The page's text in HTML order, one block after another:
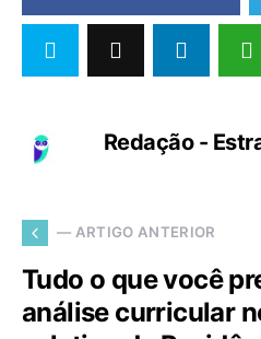
Redação -
— ARTIGO ANTERIOR
Tudo o que você
análise curricular